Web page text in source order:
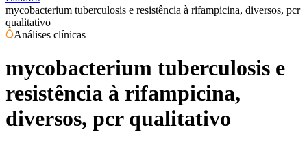
mycobacterium tuberculosis e resistência à rifampicina, diversos, pcr
qualitativo
Análises clínicas
mycobacterium tuberculosis e
resistência à rifampicina,
diversos, pcr qualitativo